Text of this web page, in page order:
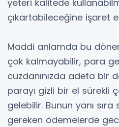
yeteri kalitede
çıkartabileceğine işaret
Maddi anlamda bu
çok kalmayabilir, para
cüzdanınızda adeta bir
parayı gizli bir el sürekli
gelebilir. Bunun yanı sıra
gereken ödemelerde